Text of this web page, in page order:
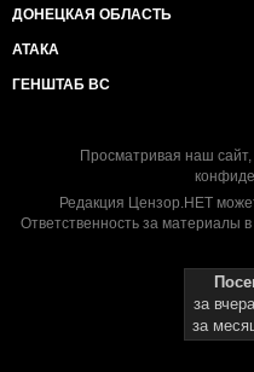
ДОНЕЦКАЯ ОБЛАСТЬ
АТАКА
ГЕНШТАБ ВС
Просматривая наш
Редакция Цензор.НЕТ
Ответственность за материалы
за вчера
за